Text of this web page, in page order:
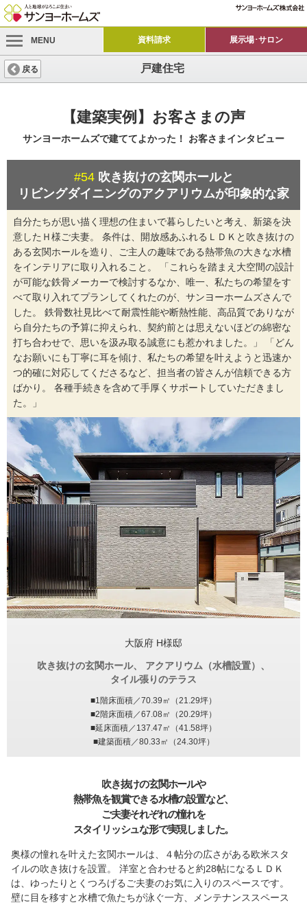
展示場･サロン
資料請求
MENU
戻る 戸建住宅
【建築実例】お客さまの声
サンヨーホームズで建ててよかった！ お客さまインタビュー
#54吹き抜けの玄関ホールと
リビングダイニングのアクアリウムが印象的な家
自分たちが思い描く理想の住まいで暮らしたいと考え、新築を決
意したＨ様ご夫妻。 条件は、開放感あふれるＬＤＫと吹き抜けの
ある玄関ホールを造り、ご主人の趣味である熱帯魚の大きな水槽
をインテリアに取り入れること。 「これらを踏まえ大空間の設計
が可能な鉄骨メーカーで検討するなか、唯一、私たちの希望をす
べて取り入れてプランしてくれたのが、サンヨーホームズさんで
した。 鉄骨数社見比べて耐震性能や断熱性能、高品質でありなが
ら自分たちの予算に抑えられ、契約前とは思えないほどの綿密な
打ち合わせで、思いを汲み取る誠意にも惹かれました。」 「どん
なお願いにも丁寧に耳を傾け、私たちの希望を叶えようと迅速か
つ的確に対応してくださるなど、担当者の皆さんが信頼できる方
ばかり。 各種手続きを含めて手厚くサポートしていただきまし
た。」
大阪府 H様邸
吹き抜けの玄関ホール、 アクアリウム（水槽設置）、
タイル張りのテラス
■1階床面積／70.39㎡（21.29坪）
■2階床面積／67.08㎡（20.29坪）
■延床面積／137.47㎡（41.58坪）
■建築面積／80.33㎡（24.30坪）
吹き抜けの玄関ホールや
熱帯魚を観賞できる水槽の設置など、
ご夫妻それぞれの憧れを
スタイリッシュな形で実現しました。
奥様の憧れを叶えた玄関ホールは、４帖分の広さがある欧米スタ
イルの吹き抜けを設置。 洋室と合わせると約28帖になるＬＤＫ
は、ゆったりとくつろげるご夫妻のお気に入りのスペースです。
壁に目を移すと水槽で魚たちが泳ぐ一方、メンテナンススペース